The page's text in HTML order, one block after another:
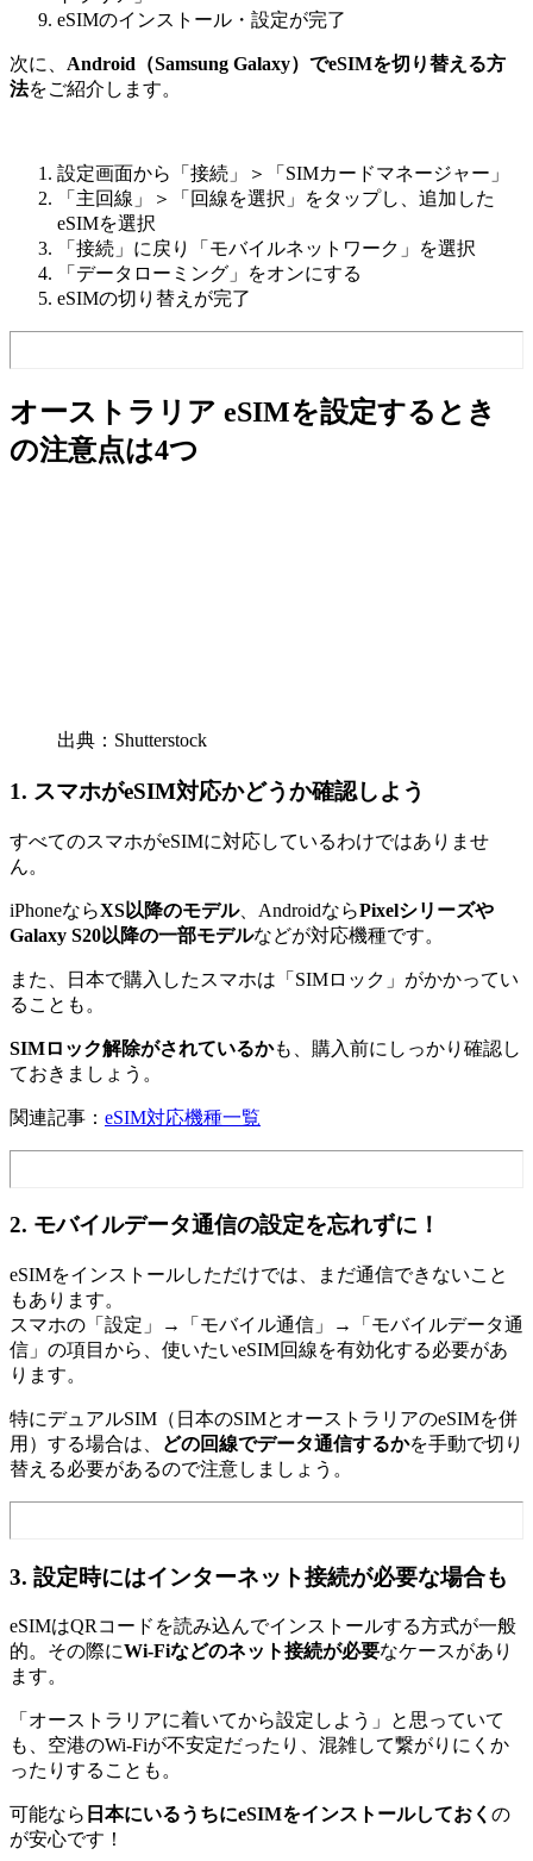
eSIMのインストール・設定が完了
次に、 Android（Samsung Galaxy）でeSIMを切り替える方
法をご紹介します。
設定画面から「接続」＞「SIMカードマネージャー」
「主回線」＞「回線を選択」をタップし、追加した
eSIMを選択
「接続」に戻り「モバイルネットワーク」を選択
「データローミング」をオンにする
eSIMの切り替えが完了
オーストラリア eSIMを設定するとき
の注意点は4つ
出典：Shutterstock
1. スマホがeSIM対応かどうか確認しよう
すべてのスマホがeSIMに対応しているわけではありませ
ん。
iPhoneならXS以降のモデル、AndroidならPixelシリーズや
Galaxy S20以降の一部モデルなどが対応機種です。
また、日本で購入したスマホは「SIMロック」がかかってい
ることも。
SIMロック解除がされているかも、購入前にしっかり確認し
ておきましょう。
関連記事： eSIM対応機種一覧
2. モバイルデータ通信の設定を忘れずに！
eSIMをインストールしただけでは、まだ通信できないこと
もあります。
スマホの「設定」→「モバイル通信」→「モバイルデータ通
信」の項目から、使いたいeSIM回線を有効化する必要があ
ります。
特にデュアルSIM（日本のSIMとオーストラリアのeSIMを併
用）する場合は、
どの回線でデータ通信するかを手動で切り
替える必要があるので注意しましょう。
3. 設定時にはインターネット接続が必要な場合も
eSIMはQRコードを読み込んでインストールする方式が一般
的。その際にWi‑Fiなどのネット接続が必要なケースがあり
ます。
「オーストラリアに着いてから設定しよう」と思っていて
も、空港のWi‑Fiが不安定だったり、混雑して繋がりにくか
ったりすることも。
可能なら 日本にいるうちにeSIMをインストールしておく の
が安心です！